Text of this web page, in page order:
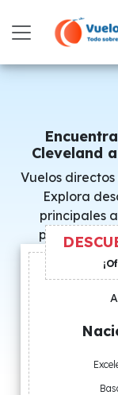
Cleveland
Vuelos
Explora
principales